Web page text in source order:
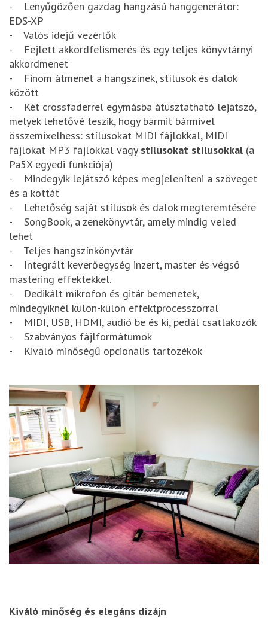
- Lenyűgözően gazdag hangzású hanggenerátor:
EDS-XP
- Valós idejű vezérlők
- Fejlett akkordfelismerés és egy teljes könyvtárnyi
akkordmenet
- Finom átmenet a hangszínek, stílusok és dalok
között
- Két crossfaderrel egymásba átúsztatható lejátszó,
melyek lehetővé teszik, hogy bármit bármivel
összemixelhess: stílusokat MIDI fájlokkal, MIDI
fájlokat MP3 fájlokkal vagy stílusokat stílusokkal (a
Pa5X egyedi funkciója)
- Mindegyik lejátszó képes megjeleníteni a szöveget
és a kottát
- Lehetőség saját stílusok és dalok megteremtésére
- SongBook, a zenekönyvtár, amely mindig veled
lehet
- Teljes hangszínkönyvtár
- Integrált keverőegység inzert, master és végső
mastering effektekkel.
- Dedikált mikrofon és gitár bemenetek,
mindegyiknél külön-külön effektprocesszorral
- MIDI, USB, HDMI, audió be és ki, pedál csatlakozók
- Szabványos fájlformátumok
- Kiváló minőségű opcionális tartozékok
Kiváló minőség és elegáns dizájn